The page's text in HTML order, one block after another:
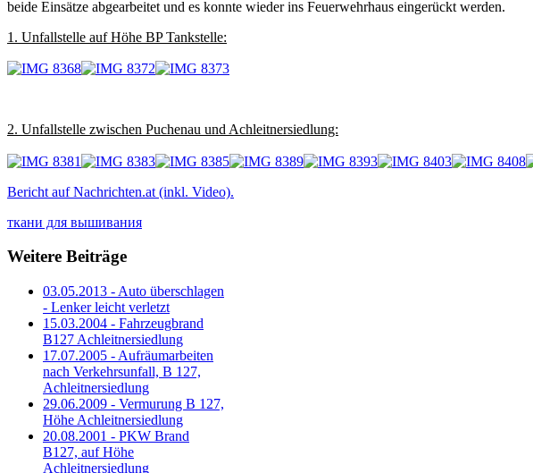
beide Einsätze abgearbeitet und es konnte wieder ins Feuerwehrhaus eingerückt werden.
1. Unfallstelle auf Höhe BP Tankstelle:
2. Unfallstelle zwischen Puchenau und Achleitnersiedlung:
Bericht auf Nachrichten.at (inkl. Video).
ткани для вышивания
Weitere Beiträge
03.05.2013 - Auto überschlagen
- Lenker leicht verletzt
15.03.2004 - Fahrzeugbrand
B127 Achleitnersiedlung
17.07.2005 - Aufräumarbeiten
nach Verkehrsunfall, B 127,
Achleitnersiedlung
29.06.2009 - Vermurung B 127,
Höhe Achleitnersiedlung
20.08.2001 - PKW Brand
B127, auf Höhe
Achleitnersiedlung